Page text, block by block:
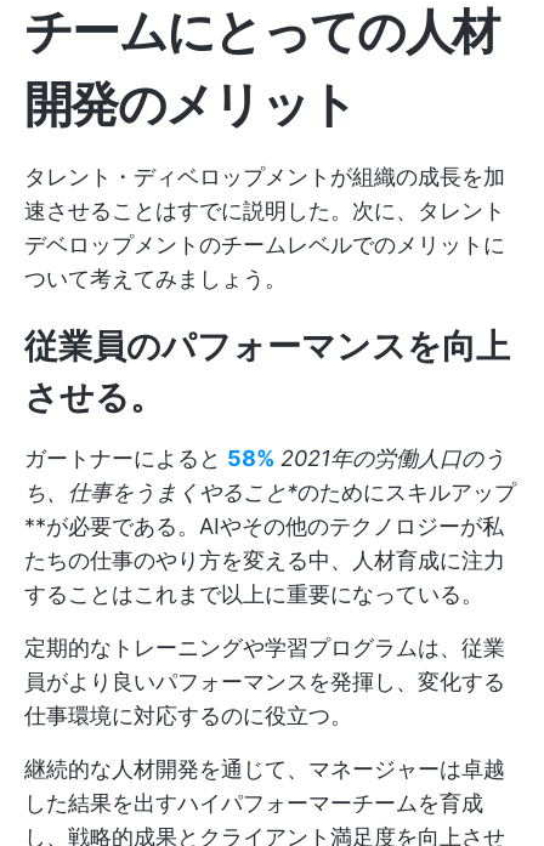
チームにとっての人材
開発のメリット
タレント・ディベロップメントが組織の成長を加
速させることはすでに説明した。次に、タレント
デベロップメントのチームレベルでのメリットに
ついて考えてみましょう。
従業員のパフォーマンスを向上
させる。
ガートナーによると 58% 2021年の労働人口のう
ち、仕事をうまくやること*のためにスキルアップ
**が必要である。AIやその他のテクノロジーが私
たちの仕事のやり方を変える中、人材育成に注力
することはこれまで以上に重要になっている。
定期的なトレーニングや学習プログラムは、従業
員がより良いパフォーマンスを発揮し、変化する
仕事環境に対応するのに役立つ。
継続的な人材開発を通じて、マネージャーは卓越
した結果を出すハイパフォーマーチームを育成
し、戦略的成果とクライアント満足度を向上させ